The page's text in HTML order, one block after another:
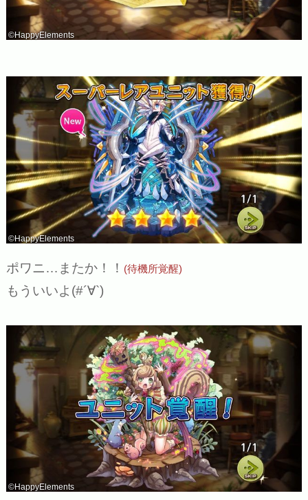
©HappyElements
©HappyElements
ポワニ…またか！！ (待機所覚醒)
もういいよ(#´∀`)
©HappyElements